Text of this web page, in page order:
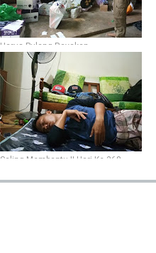
Harus Pulang Rayakan
Kemenangan || Hari Ke-334
Saling Membantu || Hari Ke-368